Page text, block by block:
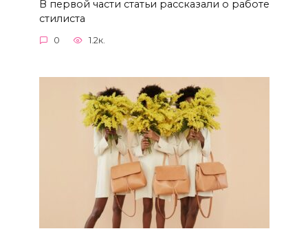
В первой части статьи рассказали о работе
стилиста
0 1.2к.